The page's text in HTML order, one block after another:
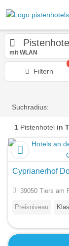
Pistenhotel
mit WLAN
Filtern
Suchradius:
1 Pistenhotel in
Cyprianerhof
39050 Tiers am
Preisniveau